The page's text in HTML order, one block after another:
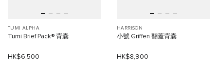
TUMI ALPHA
Tumi Brief Pack® 背囊
HK$6,500
HARRISON
小號 Griffen 翻蓋背囊
HK$8,900